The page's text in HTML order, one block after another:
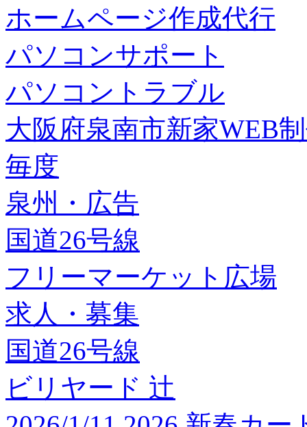
ホームページ作成代行
パソコンサポート
パソコントラブル
大阪府泉南市新家WEB
毎度
泉州・広告
国道26号線
フリーマーケット広場
求人・募集
国道26号線
ビリヤード 辻